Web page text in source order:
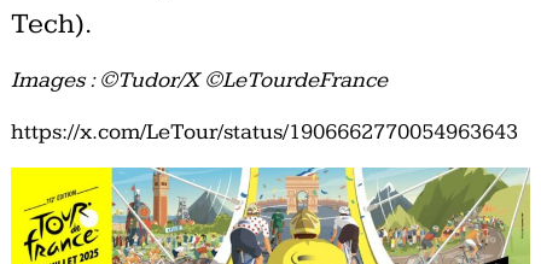
Tech).
Images : ©Tudor/X ©LeTourdeFrance
https://x.com/LeTour/status/1906662770054963643